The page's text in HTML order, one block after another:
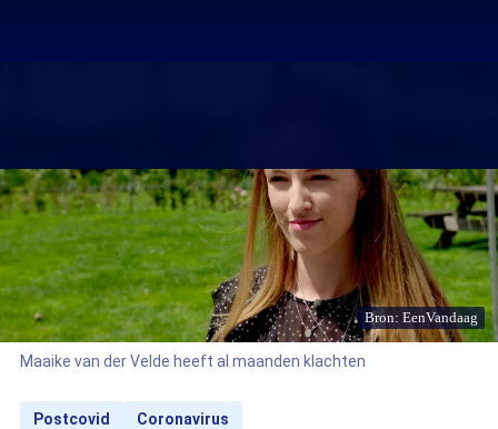
Bron: EenVandaag
Maaike van der Velde heeft al maanden klachten
Postcovid Coronavirus